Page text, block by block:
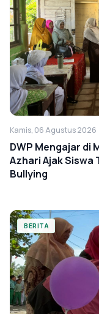
Kamis, 06 Agustus 2026
DWP Mengajar di
Azhari Ajak Siswa
Bullying
BERITA